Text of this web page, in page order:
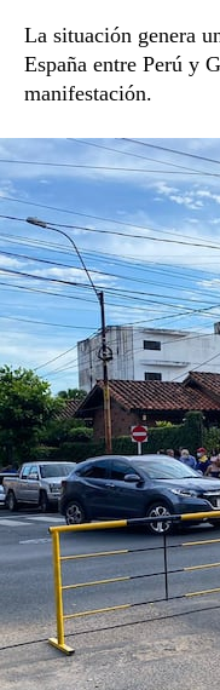
La situación genera
España entre Perú y
manifestación.